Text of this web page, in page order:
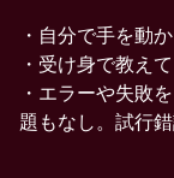
・自分で手を動
・受け身で教え
・エラーや失敗
題もなし。試行